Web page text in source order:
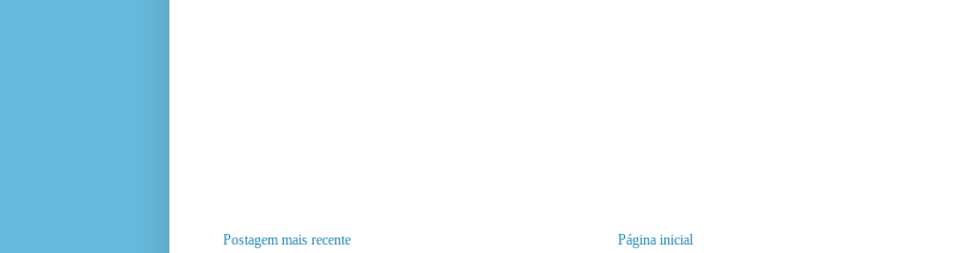
Postagem mais recente
Página inicial